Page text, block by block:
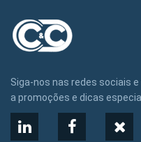
Siga-nos nas redes sociais
a promoções e dicas
LinkedInFacebook